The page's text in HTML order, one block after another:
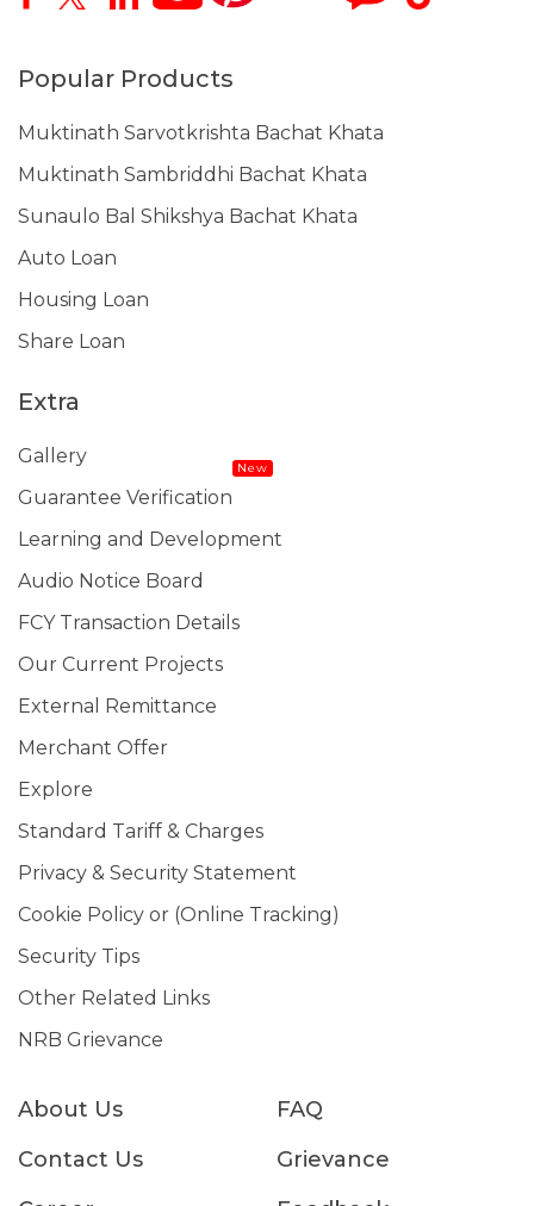
Popular Products
Muktinath Sarvotkrishta Bachat Khata
Muktinath Sambriddhi Bachat Khata
Sunaulo Bal Shikshya Bachat Khata
Auto Loan
Housing Loan
Share Loan
Extra
Gallery
Guarantee Verification
New
Learning and Development
Audio Notice Board
FCY Transaction Details
Our Current Projects
External Remittance
Merchant Offer
Explore
Standard Tariff & Charges
Privacy & Security Statement
Cookie Policy or (Online Tracking)
Security Tips
Other Related Links
NRB Grievance
About Us
Contact Us
FAQ
Grievance